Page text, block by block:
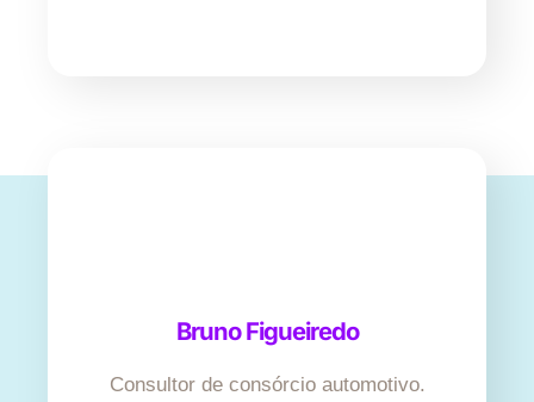
Bruno Figueiredo
Consultor de consórcio automotivo.